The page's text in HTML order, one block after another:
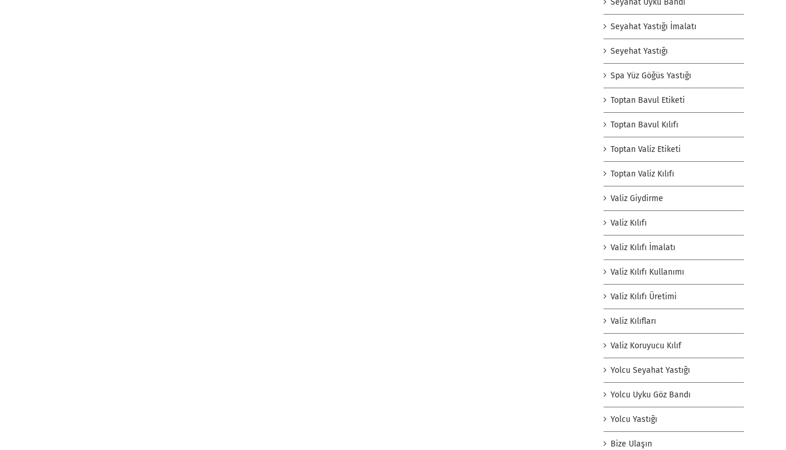
Seyahat Uyku Bandı
Seyahat Yastığı İmalatı
Seyehat Yastığı
Spa Yüz Göğüs Yastığı
Toptan Bavul Etiketi
Toptan Bavul Kılıfı
Toptan Valiz Etiketi
Toptan Valiz Kılıfı
Valiz Giydirme
Valiz Kılıfı
Valiz Kılıfı İmalatı
Valiz Kılıfı Kullanımı
Valiz Kılıfı Üretimi
Valiz Kılıfları
Valiz Koruyucu Kılıf
Yolcu Seyahat Yastığı
Yolcu Uyku Göz Bandı
Yolcu Yastığı
Bize Ulaşın